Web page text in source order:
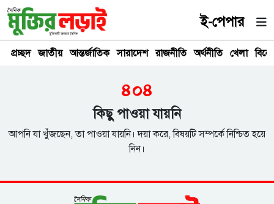
ই-পেপার
প্রচ্ছদ জাতীয় আন্তর্জাতিক সারাদেশ রাজনীতি অর্থনীতি খেলা
৪০৪
কিছু পাওয়া যায়নি
আপনি যা খুঁজছেন, তা পাওয়া যায়নি। দয়া করে, বিষয়টি সম্পর্কে নিশ্চিত হয়ে
নিন।